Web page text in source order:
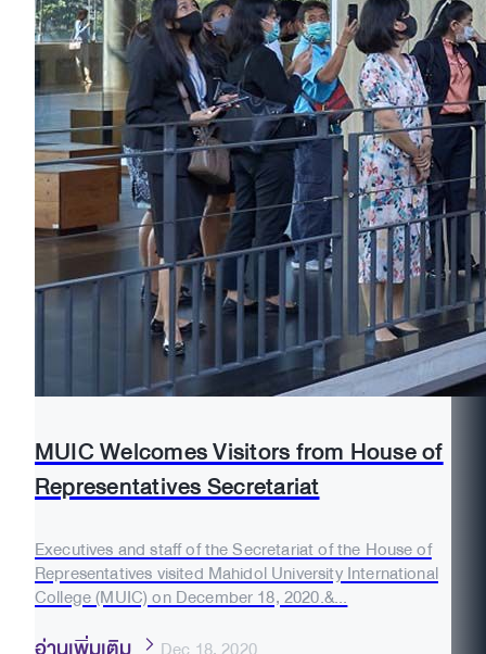
MUIC Welcomes Visitors from House of
Representatives Secretariat
Executives and staff of the Secretariat of the House of
Representatives visited Mahidol University International
College (MUIC) on December 18, 2020.&...